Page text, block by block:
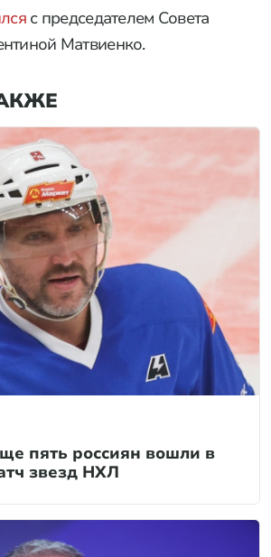
с председателем Совета
Матвиенко.
пять россиян вошли в
звезд НХЛ